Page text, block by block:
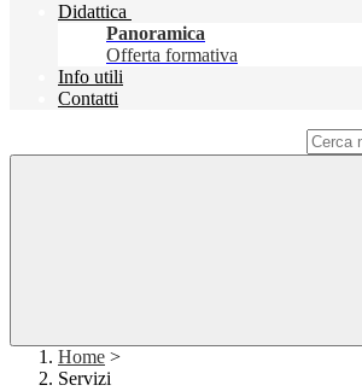
Didattica
Panoramica
Offerta formativa
Info utili
Contatti
Home >
Servizi